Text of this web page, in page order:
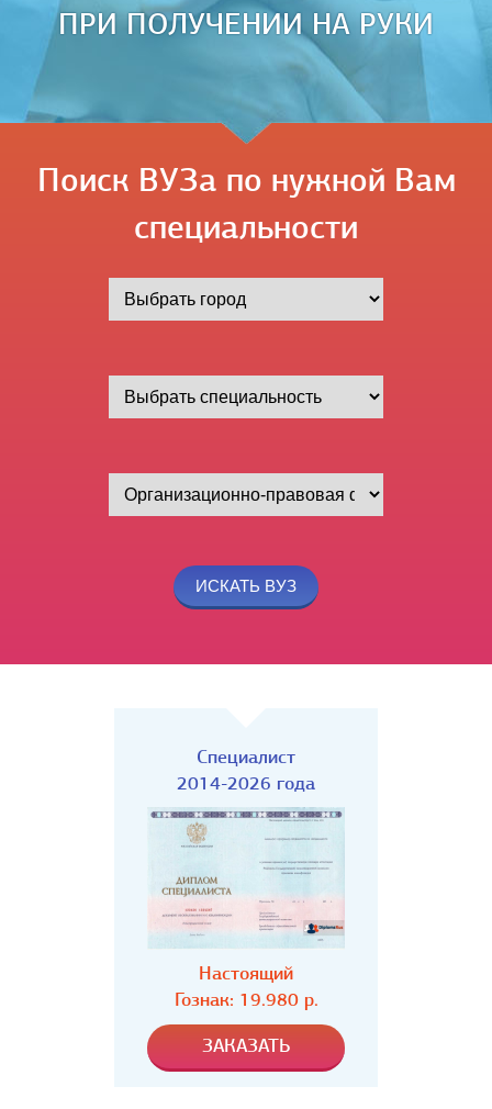
ПРИ ПОЛУЧЕНИИ НА РУКИ
Поиск ВУЗа по нужной Вам
специальности
Специалист
2014-2026 года
Настоящий
Гознак: 19.980 р.